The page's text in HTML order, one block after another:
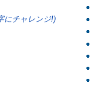
にチャレンジ!)